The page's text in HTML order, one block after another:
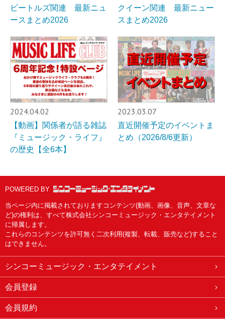
ビートルズ関連 最新ニュ
ースまとめ2026
クイーン関連 最新ニュー
スまとめ2026
2024.04.02
【動画】関係者が語る雑誌
『ミュージック・ライフ』
の歴史【全6本】
2023.03.07
直近開催予定のイベントま
とめ（2026/8/6更新）
POWERED BY
当ページ内に掲載されておりますコンテンツ(動画、画像、音声、文章な
ど)の権利は、すべて株式会社シンコーミュージック・エンタテイメント
に帰属します。
これらのコンテンツを許可無く二次利用(複製、転載、販売など)すること
はできません。
シンコーミュージック・エンタテイメント
会員登録
会員規約